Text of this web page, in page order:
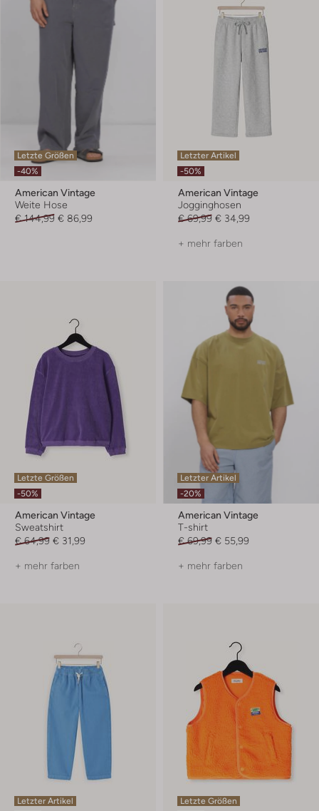
Letzte Größen
-40%
American Vintage
Weite Hose
€ 144,99 € 86,99
Letzter Artikel
-50%
American Vintage
Jogginghosen
€ 69,99 € 34,99
+ mehr farben
Letzte Größen
-50%
American Vintage
Sweatshirt
€ 64,99 € 31,99
+ mehr farben
Letzter Artikel
-20%
American Vintage
T-shirt
€ 69,99 € 55,99
+ mehr farben
Letzter Artikel
Letzte Größen